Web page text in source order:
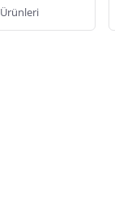
Ürünleri